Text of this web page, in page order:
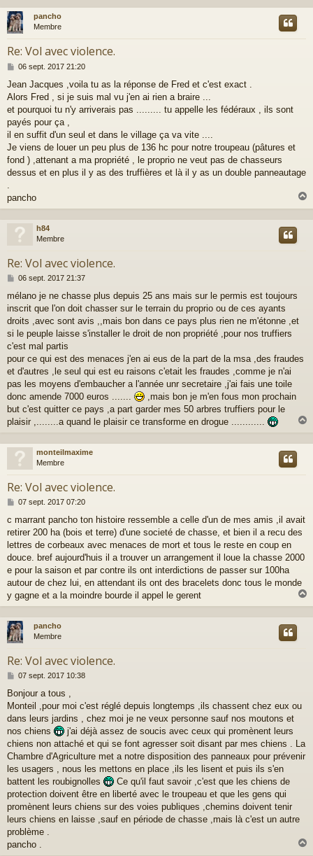
u
pancho
Membre
Re: Vol avec violence.
M
s
s
a
e
06 sept. 2017 21:20
Jean Jacques ,voila tu as la réponse de Fred et c'est exact .
Alors Fred , si je suis mal vu j'en ai rien a braire ...
et pourquoi tu n'y arriverais pas ......... tu appelle les fédéraux , ils sont
payés pour ça ,
il en suffit d'un seul et dans le village ça va vite ....
Je viens de louer un peu plus de 136 hc pour notre troupeau (pâtures et
fond ) ,attenant a ma propriété , le proprio ne veut pas de chasseurs
dessus et en plus il y as des truffières et là il y as un double panneautage
pancho
a
h84
Membre
Re: Vol avec violence.
M
s
s
a
g
06 sept. 2017 21:37
mélano je ne chasse plus depuis 25 ans mais sur le permis est toujours
inscrit que l'on doit chasser sur le terrain du proprio ou de ces ayants
droits ,avec sont avis ,,mais bon dans ce pays plus rien ne m'étonne ,et
si le peuple laisse s'installer le droit de non propriété ,pour nos truffiers
c'est mal partis
pour ce qui est des menaces j'en ai eus de la part de la msa ,des fraudes
et d'autres ,le seul qui est eu raisons c'etait les fraudes ,comme je n'ai
pas les moyens d'embaucher a l'année unr secretaire ,j'ai fais une toile
donc amende 7000 euros .......
,mais bon je m'en fous mon prochain
but c'est quitter ce pays ,a part garder mes 50 arbres truffiers pour le
plaisir ,........a quand le plaisir ce transforme en drogue ............
u
monteilmaxime
Membre
Re: Vol avec violence.
M
s
s
a
07 sept. 2017 07:20
c marrant pancho ton histoire ressemble a celle d'un de mes amis ,il avait
retirer 200 ha (bois et terre) d'une societé de chasse, et bien il a recu des
lettres de corbeaux avec menaces de mort et tous le reste en coup en
douce. bref aujourd'huis il a trouver un arrangement il loue la chasse 2000
e pour la saison et par contre ils ont interdictions de passer sur 100ha
autour de chez lui, en attendant ils ont des bracelets donc tous le monde
y gagne et a la moindre bourde il appel le gerent
a
pancho
Membre
Re: Vol avec violence.
M
s
s
a
g
e
07 sept. 2017 10:38
Bonjour a tous ,
Monteil ,pour moi c'est réglé depuis longtemps ,ils chassent chez eux ou
dans leurs jardins , chez moi je ne veux personne sauf nos moutons et
nos chiens
j'ai déjà assez de soucis avec ceux qui promènent leurs
chiens non attaché et qui se font agresser soit disant par mes chiens . La
Chambre d'Agriculture met a notre disposition des panneaux pour prévenir
les usagers , nous les mettons en place ,ils les lisent et puis ils s'en
battent les roubignolles
Ce qu'il faut savoir ,c'est que les chiens de
protection doivent être en liberté avec le troupeau et que les gens qui
promènent leurs chiens sur des voies publiques ,chemins doivent tenir
leurs chiens en laisse ,sauf en période de chasse ,mais là c'est un autre
problème .
pancho .